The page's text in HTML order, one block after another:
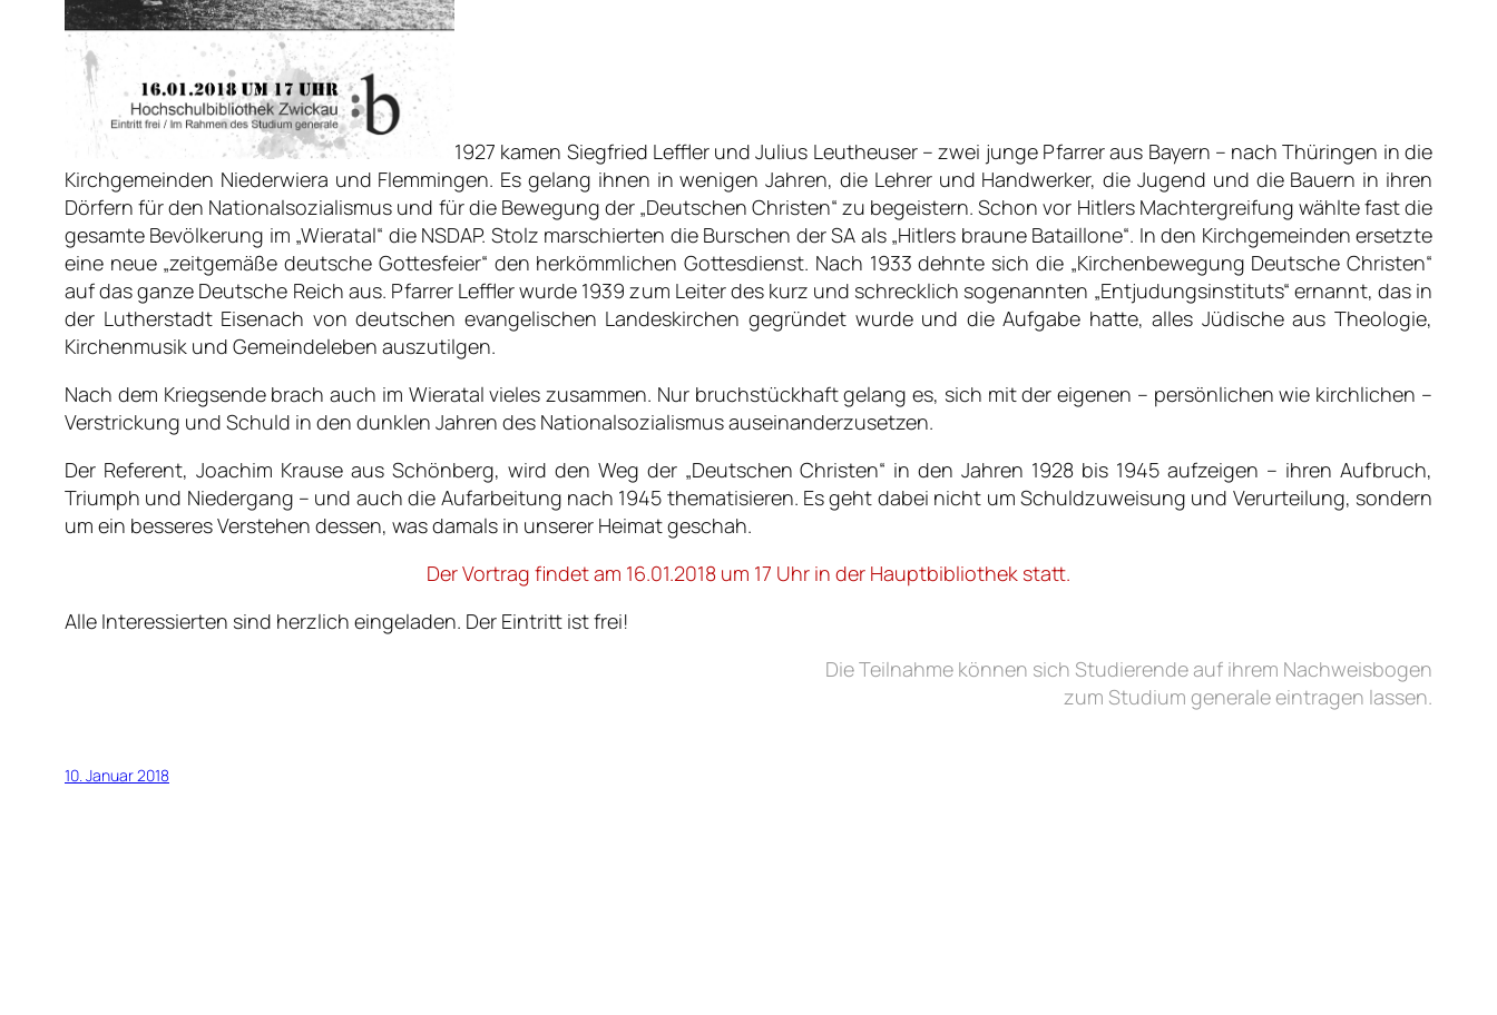
1927 kamen Siegfried Leffler und Julius Leutheuser – zwei junge Pfarrer aus Bayern – nach Thüringen in die
Kirchgemeinden Niederwiera und Flemmingen. Es gelang ihnen in wenigen Jahren, die Lehrer und Handwerker, die Jugend und die Bauern in ihren
Dörfern für den Nationalsozialismus und für die Bewegung der „Deutschen Christen“ zu begeistern. Schon vor Hitlers Machtergreifung wählte fast die
gesamte Bevölkerung im „Wieratal“ die NSDAP. Stolz marschierten die Burschen der SA als „Hitlers braune Bataillone“. In den Kirchgemeinden ersetzte
eine neue „zeitgemäße deutsche Gottesfeier“ den herkömmlichen Gottesdienst. Nach 1933 dehnte sich die „Kirchenbewegung Deutsche Christen“
auf das ganze Deutsche Reich aus. Pfarrer Leffler wurde 1939 zum Leiter des kurz und schrecklich sogenannten „Entjudungsinstituts“ ernannt, das in
der Lutherstadt Eisenach von deutschen evangelischen Landeskirchen gegründet wurde und die Aufgabe hatte, alles Jüdische aus Theologie,
Kirchenmusik und Gemeindeleben auszutilgen.
Nach dem Kriegsende brach auch im Wieratal vieles zusammen. Nur bruchstückhaft gelang es, sich mit der eigenen – persönlichen wie kirchlichen –
Verstrickung und Schuld in den dunklen Jahren des Nationalsozialismus auseinanderzusetzen.
Der Referent, Joachim Krauseaus Schönberg, wird den Weg der „Deutschen Christen“ in den Jahren 1928 bis 1945 aufzeigen – ihren Aufbruch,
Triumph und Niedergang – und auch die Aufarbeitung nach 1945 thematisieren. Es geht dabei nicht um Schuldzuweisung und Verurteilung, sondern
um ein besseres Verstehen dessen, was damals in unserer Heimat geschah.
Der Vortrag findet am 16.01.2018 um 17 Uhr in der Hauptbibliothek statt.
Alle Interessierten sind herzlich eingeladen. Der Eintritt ist frei!
Die Teilnahme können sich Studierende auf ihrem Nachweisbogen
zum Studium generale eintragen lassen.
10. Januar 2018